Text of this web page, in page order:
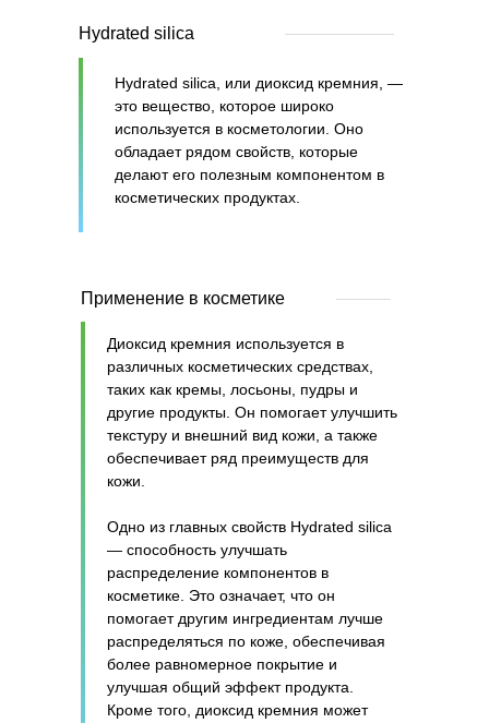
Hydrated silica
Hydrated silica, или диоксид кремния, —
это вещество, которое широко
используется в косметологии. Оно
обладает рядом свойств, которые
делают его полезным компонентом в
косметических продуктах.
Применение в косметике
Диоксид кремния используется в
различных косметических средствах,
таких как кремы, лосьоны, пудры и
другие продукты. Он помогает улучшить
текстуру и внешний вид кожи, а также
обеспечивает ряд преимуществ для
кожи.
Одно из главных свойств Hydrated silica
— способность улучшать
распределение компонентов в
косметике. Это означает, что он
помогает другим ингредиентам лучше
распределяться по коже, обеспечивая
более равномерное покрытие и
улучшая общий эффект продукта.
Кроме того, диоксид кремния может